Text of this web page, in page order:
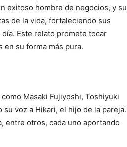
exitoso hombre de negocios, y su
de la vida, fortaleciendo sus
Este relato promete tocar
en su forma más pura.
Masaki Fujiyoshi, Toshiyuki
voz a Hikari, el hijo de la pareja.
entre otros, cada uno aportando